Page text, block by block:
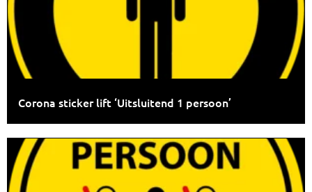
Corona sticker lift ‘Uitsluitend 1 persoon’